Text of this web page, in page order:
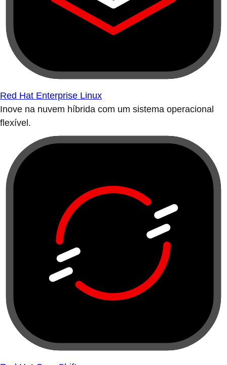
Red Hat Enterprise Linux
Inove na nuvem híbrida com um sistema operacional
flexível.